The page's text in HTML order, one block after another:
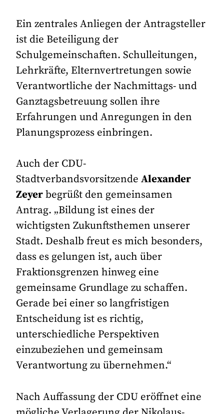
Ein zentrales Anliegen der Antragsteller
ist die Beteiligung der
Schulgemeinschaften. Schulleitungen,
Lehrkräfte, Elternvertretungen sowie
Verantwortliche der Nachmittags- und
Ganztagsbetreuung sollen ihre
Erfahrungen und Anregungen in den
Planungsprozess einbringen.
Auch der CDU-
StadtverbandsvorsitzendeAlexander
Zeyerbegrüßt den gemeinsamen
Antrag. „Bildung ist eines der
wichtigsten Zukunftsthemen unserer
Stadt. Deshalb freut es mich besonders,
dass es gelungen ist, auch über
Fraktionsgrenzen hinweg eine
gemeinsame Grundlage zu schaffen.
Gerade bei einer so langfristigen
Entscheidung ist es richtig,
unterschiedliche Perspektiven
einzubeziehen und gemeinsam
Verantwortung zu übernehmen.“
Nach Auffassung der CDU eröffnet eine